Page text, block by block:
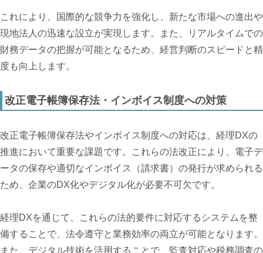
これにより、国際的な競争力を強化し、新たな市場への進出や
現地法人の迅速な設立が実現します。また、リアルタイムでの
財務データの把握が可能となるため、経営判断のスピードと精
度も向上します。
改正電子帳簿保存法・インボイス制度への対策
改正電子帳簿保存法やインボイス制度への対応は、経理DXの
推進において重要な課題です。これらの法改正により、電子デ
ータの保存や適切なインボイス（請求書）の発行が求められる
ため、企業のDX化やデジタル化が必要不可欠です。
経理DXを通じて、これらの法的要件に対応するシステムを整
備することで、法令遵守と業務効率の両立が可能となります。
また、デジタル技術を活用することで、監査対応や税務調査の